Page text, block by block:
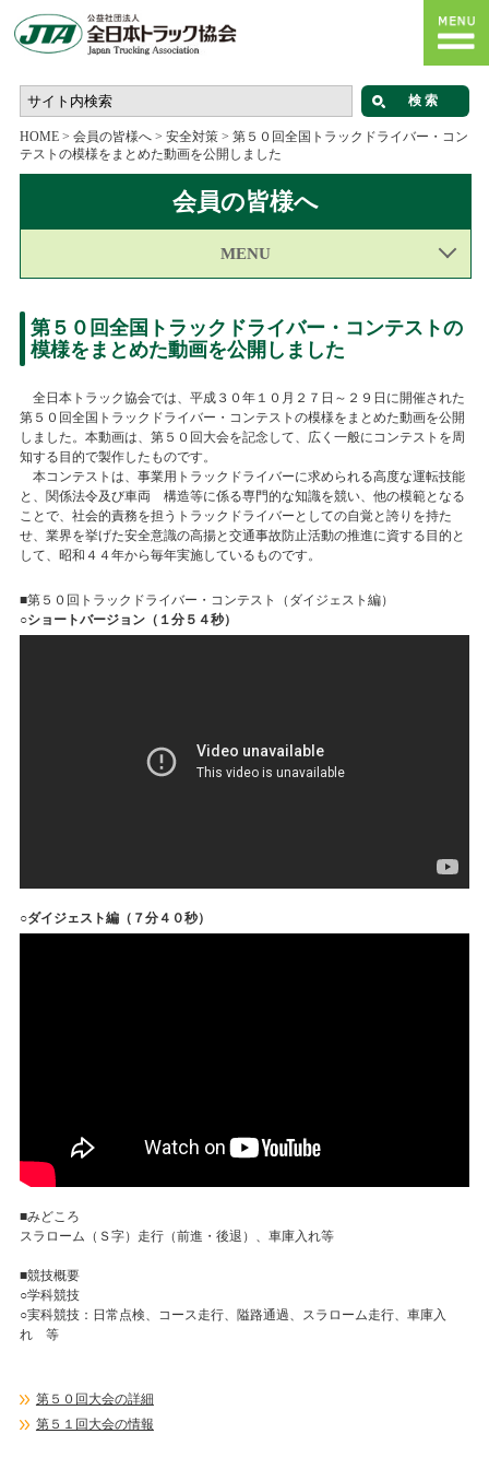
HOME> 会員の皆様へ> 安全対策> 第５０回全国トラックドライバー・コン
テストの模様をまとめた動画を公開しました
会員の皆様へ
MENU
第５０回全国トラックドライバー・コンテストの
模様をまとめた動画を公開しました
全日本トラック協会では、平成３０年１０月２７日～２９日に開催された
第５０回全国トラックドライバー・コンテストの模様をまとめた動画を公開
しました。本動画は、第５０回大会を記念して、広く一般にコンテストを周
知する目的で製作したものです。
本コンテストは、事業用トラックドライバーに求められる高度な運転技能
と、関係法令及び車両 構造等に係る専門的な知識を競い、他の模範となる
ことで、社会的責務を担うトラックドライバーとしての自覚と誇りを持た
せ、業界を挙げた安全意識の高揚と交通事故防止活動の推進に資する目的と
して、昭和４４年から毎年実施しているものです。
■第５０回トラックドライバー・コンテスト（ダイジェスト編）
○ショートバージョン（１分５４秒）
○ダイジェスト編（７分４０秒）
■みどころ
スラローム（Ｓ字）走行（前進・後退）、車庫入れ等
■競技概要
○学科競技
○実科競技：日常点検、コース走行、隘路通過、スラローム走行、車庫入
れ 等
第５０回大会の詳細
第５１回大会の情報